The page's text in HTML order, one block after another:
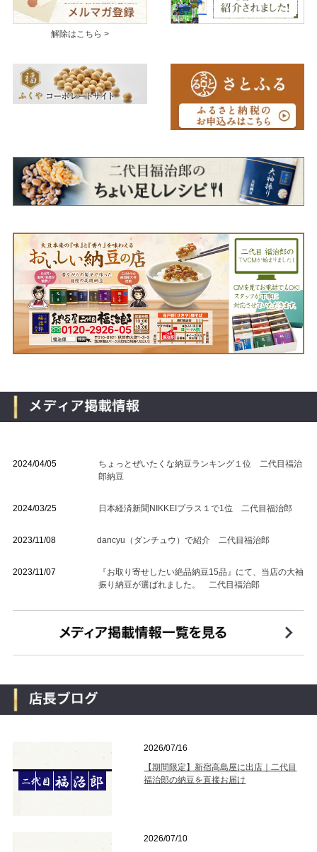
解除はこちら >
2024/04/05
ちょっとぜいたくな納豆ランキング１位 二代目福治
郎納豆
2024/03/25 日本経済新聞NIKKEIプラス１で1位 二代目福治郎
2023/11/08 dancyu（ダンチュウ）で紹介 二代目福治郎
2023/11/07
『お取り寄せしたい絶品納豆15品』にて、当店の大袖
振り納豆が選ばれました。 二代目福治郎
2026/07/16
【期間限定】新宿高島屋に出店｜二代目
福治郎の納豆を直接お届け
2026/07/10